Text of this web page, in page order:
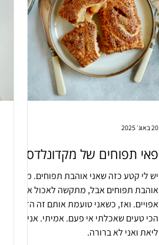
פאי תפוחים של מקדונלדס
יש לי קטע כזה שאני אוהבת תפוחים. מאד
אוהבת תפוחים אבל, מתקשה לאכול אותם
אפויים. ואז, כשאני טועמת אותם זה הדבר
הכי טעים שאכלתי אי פעם. אמיתי. אני
ליאת ואני לא ברורה.
20 באוג׳ 2025